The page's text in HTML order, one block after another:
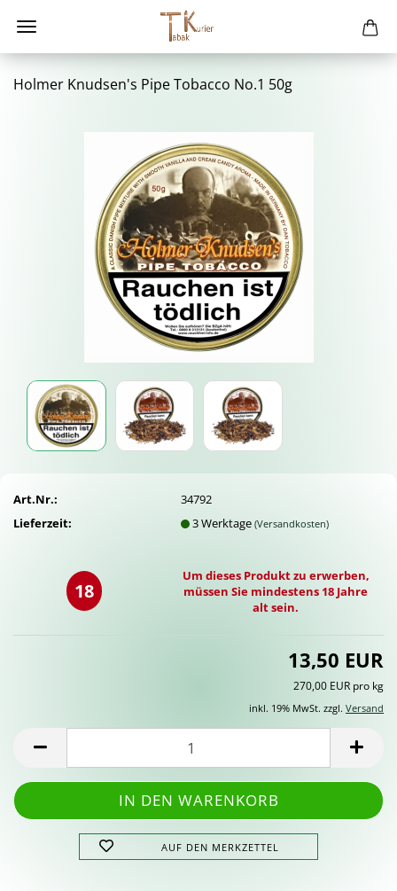
Hol­mer Knud­sen's Pipe To­bac­co No.1 50g
Art.Nr.:
34792
Lieferzeit:
3 Werktage(Versandkosten)
18
Um dieses Produkt zu erwerben,
müssen Sie mindestens 18 Jahre
alt sein.
13,50 EUR
270,00 EUR pro kg
inkl. 19% MwSt. zzgl. Versand
AUF DEN MERKZETTEL